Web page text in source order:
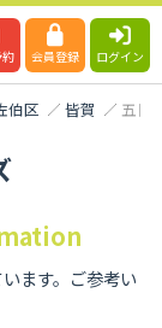
会員登録 ログイン
伯区 皆賀 五日
ます。ご参考い